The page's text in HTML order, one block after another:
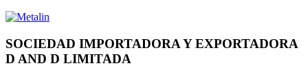
SOCIEDAD IMPORTADORA Y EXPORTADORA
D AND D LIMITADA